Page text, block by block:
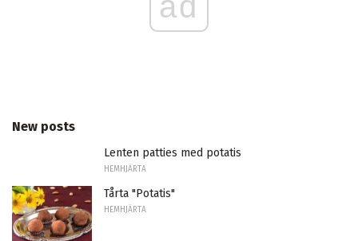
New posts
Lenten patties med potatis
HEMHJÄRTA
Tårta "Potatis"
HEMHJÄRTA